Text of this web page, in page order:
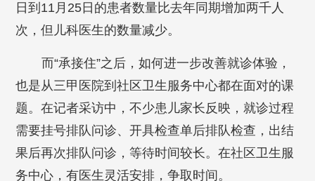
日到11月25日的患者数量比去年同期增加两千人
次，但儿科医生的数量减少。
而“承接住”之后，如何进一步改善就诊体验，
也是从三甲医院到社区卫生服务中心都在面对的课
题。在记者采访中，不少患儿家长反映，就诊过程
需要挂号排队问诊、开具检查单后排队检查，出结
果后再次排队问诊，等待时间较长。在社区卫生服
务中心，有医生灵活安排，争取时间。